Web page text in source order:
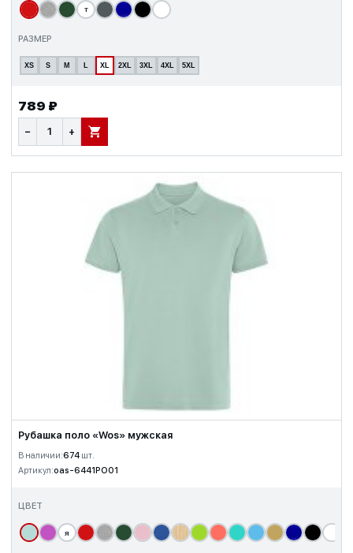
т
РАЗМЕР
XS S M XL 2XL 3XL 4XL 5XL
789 ₽
− + В КОРЗИНУ
Рубашка поло «Wos» мужская
В наличии:674 шт.
Артикул:oas-6441PO01
ЦВЕТ
я